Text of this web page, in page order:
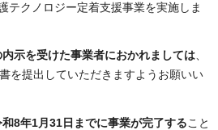
テクノロジー定着支援事業を実施しま
示を受けた事業者におかれましては、
を提出していただきますようお願いい
和8年1月31日までに事業が完了すること